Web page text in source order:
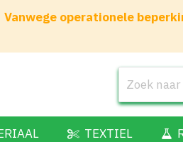
Vanwege operationele
TEXTIEL